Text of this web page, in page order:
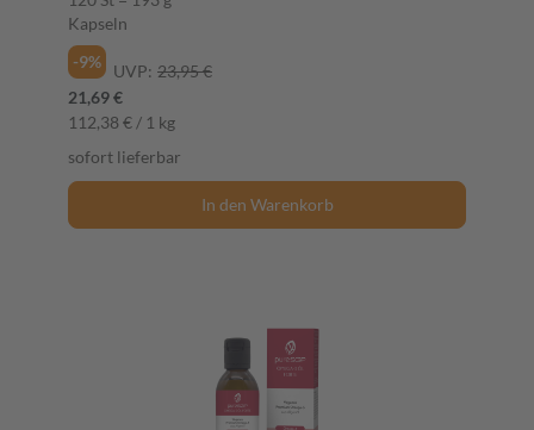
Kapseln
-9%
UVP: 23,95 €
21,69 €
112,38 € / 1 kg
sofort lieferbar
In den Warenkorb